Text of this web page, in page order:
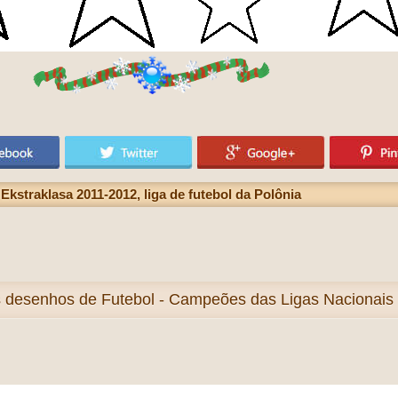
2011-2012, liga de futebol da Polônia
desenhos de Futebol - Campeões das Ligas